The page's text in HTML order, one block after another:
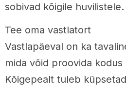
sobivad kõigile huvilistele.
Tee oma vastlatort
Vastlapäeval on ka
mida võid proovida kodus
Kõigepealt tuleb